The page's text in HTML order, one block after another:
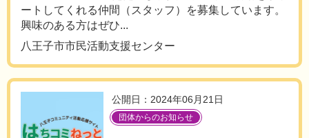
ートしてくれる仲間（スタッフ）を募集しています。
興味のある方はぜひ...
八王子市市民活動支援センター
公開日：2024年06月21日
団体からのお知らせ